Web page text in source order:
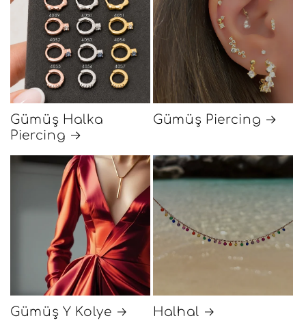
Gümüş Halka
Piercing
Gümüş Piercing
Gümüş Y Kolye Halhal